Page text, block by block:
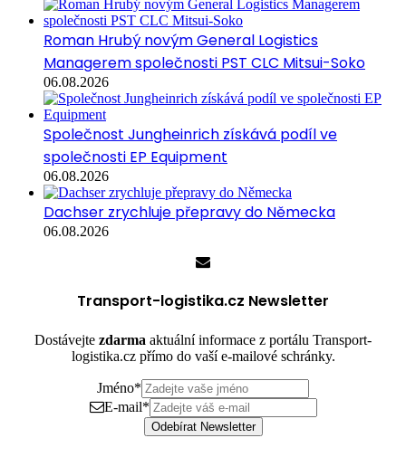
Roman Hrubý novým General Logistics
Managerem společnosti PST CLC Mitsui-Soko
06.08.2026
Společnost Jungheinrich získává podíl ve
společnosti EP Equipment
06.08.2026
Dachser zrychluje přepravy do Německa
06.08.2026
Transport-logistika.cz Newsletter
Dostávejte zdarma aktuální informace z portálu Transport-
logistika.cz přímo do vaší e-mailové schránky.
Jméno*
E-mail*
Odebírat Newsletter